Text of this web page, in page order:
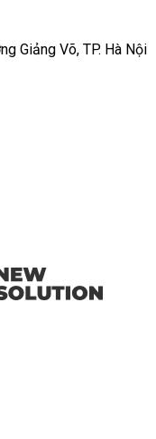
Giảng Võ, TP. Hà Nội